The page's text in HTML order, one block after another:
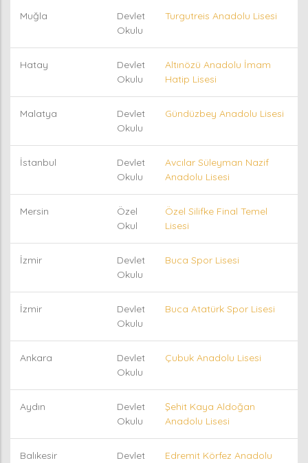
Muğla
Devlet
Okulu
Turgutreis Anadolu Lisesi
Hatay
Devlet
Okulu
Altınözü Anadolu İmam
Hatip Lisesi
Malatya
Devlet
Okulu
Gündüzbey Anadolu Lisesi
İstanbul
Devlet
Okulu
Avcılar Süleyman Nazif
Anadolu Lisesi
Mersin
Özel
Okul
Özel Silifke Final Temel
Lisesi
İzmir
Devlet
Okulu
Buca Spor Lisesi
İzmir
Devlet
Okulu
Buca Atatürk Spor Lisesi
Ankara
Devlet
Okulu
Çubuk Anadolu Lisesi
Aydın
Devlet
Okulu
Şehit Kaya Aldoğan
Anadolu Lisesi
Balıkesir
Devlet
Edremit Körfez Anadolu